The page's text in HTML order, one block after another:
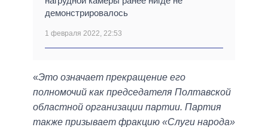
демонстрировалось
1 февраля 2022, 22:53
«Это означает прекращение его
полномочий как председателя Полтавской
областной организации партии. Партия
также призывает фракцию «Слуги народа»